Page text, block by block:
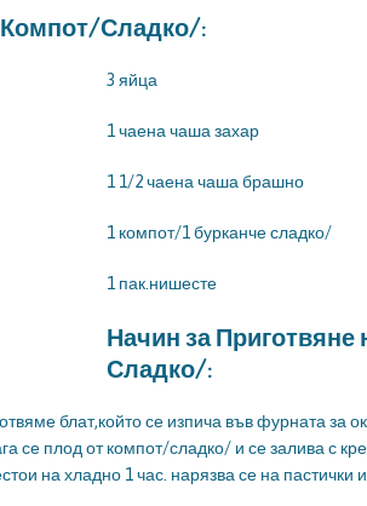
Компот/Сладко/:
3 яйца
1 чаена чаша захар
1 1/2 чаена чаша брашно
1 компот/1 бурканче сладко/
1 пак.нишесте
Начин за
Сладко/:
блат,който се изпича във фурната за
се плод от компот/сладко/ и се залива с
на хладно 1 час. нарязва се на пастички